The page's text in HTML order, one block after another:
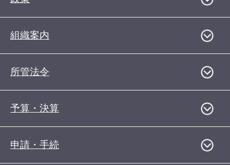
組織案内
所管法令
予算・決算
申請・手続